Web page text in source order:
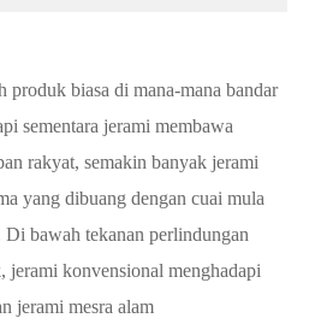
produk biasa di mana-mana bandar
sementara jerami membawa
rakyat, semakin banyak jerami
yang dibuang dengan cuai mula
Di bawah tekanan perlindungan
jerami konvensional menghadapi
jerami mesra alam